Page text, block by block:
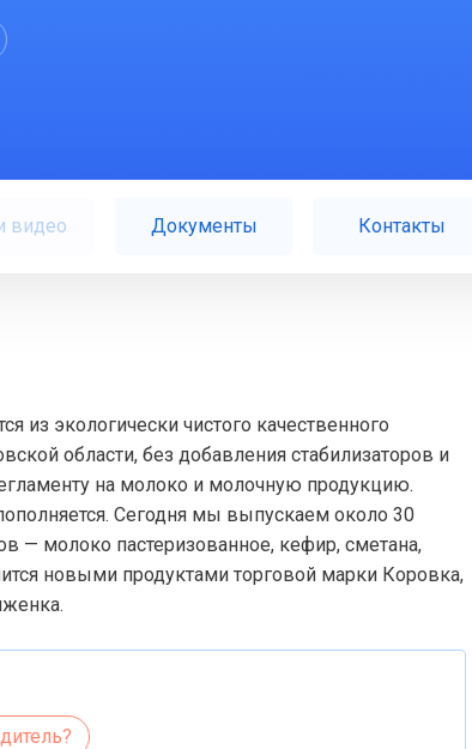
видео Документы Контакты
из экологически чистого качественного
области, без добавления стабилизаторов и
на молоко и молочную продукцию.
Сегодня мы выпускаем около 30
— молоко пастеризованное, кефир, сметана,
новыми продуктами торговой марки Коровка,